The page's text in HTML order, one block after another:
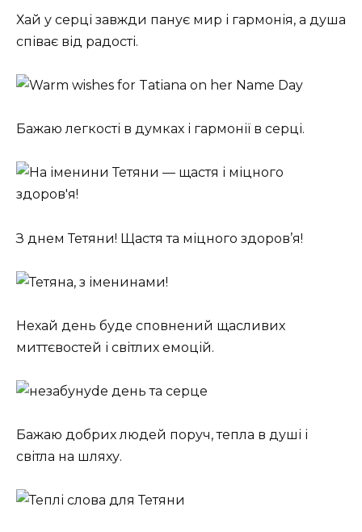
Хай у серці завжди панує мир і гармонія, а душа
співає від радості.
Бажаю легкості в думках і гармонії в серці.
З днем Тетяни! Щастя та міцного здоров’я!
Нехай день буде сповнений щасливих
миттєвостей і світлих емоцій.
Бажаю добрих людей поруч, тепла в душі і
світла на шляху.